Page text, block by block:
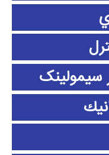
سیمولینک